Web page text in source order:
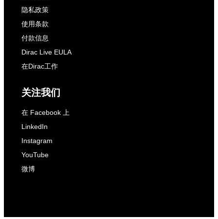
隐私政策
使用条款
付款信息
Dirac Live EULA
在Dirac工作
关注我们
在 Facebook 上
LinkedIn
Instagram
YouTube
微博